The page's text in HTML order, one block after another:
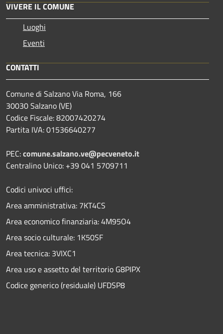
VIVERE IL COMUNE
Luoghi
Eventi
CONTATTI
Comune di Salzano Via Roma, 166
30030 Salzano (VE)
Codice Fiscale: 82007420274
Partita IVA: 01536640277
PEC:comune.salzano.ve@pecveneto.it
Centralino Unico: +39 041 5709711
Codici univoci uffici:
Area amministrativa: 7KT4CS
Area economico finanziaria: 4M95O4
Area socio culturale: 1K50SF
Area tecnica: 3VIXC1
Area uso e assetto del territorio G8PIPX
Codice generico (residuale) UFDSP8